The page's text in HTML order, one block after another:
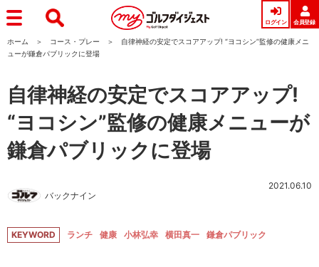
ログイン 会員登録
ホーム コース・プレー
自律神経の安定でスコアアップ! “ヨコシン”監修の健康メニ
ューが鎌倉パブリックに登場
自律神経の安定でスコアアップ!
“ヨコシン”監修の健康メニューが
鎌倉パブリックに登場
バックナイン
2021.06.10
KEYWORD ランチ 健康 小林弘幸 横田真一 鎌倉パブリック